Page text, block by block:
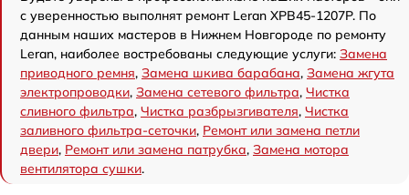
с уверенностью выполнят ремонт Leran XPB45-1207P. По
данным наших мастеров в Нижнем Новгороде по ремонту
Leran, наиболее востребованы следующие услуги: Замена
приводного ремня, Замена шкива барабана, Замена жгута
электропроводки, Замена сетевого фильтра, Чистка
сливного фильтра, Чистка разбрызгивателя, Чистка
заливного фильтра-сеточки, Ремонт или замена петли
двери, Ремонт или замена патрубка, Замена мотора
вентилятора сушки.